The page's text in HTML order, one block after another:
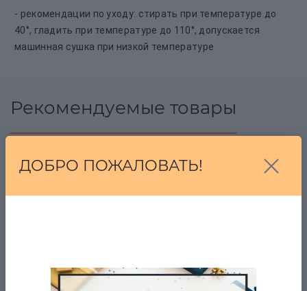
- рекомендации по уходу: стирать при температуре до
40°, гладить при температуре до 110°, допускается
машинная сушка при низкой температуре
Рекомендуемые товары
Красная кофта с
ДОБРО ПОЖАЛОВАТЬ!